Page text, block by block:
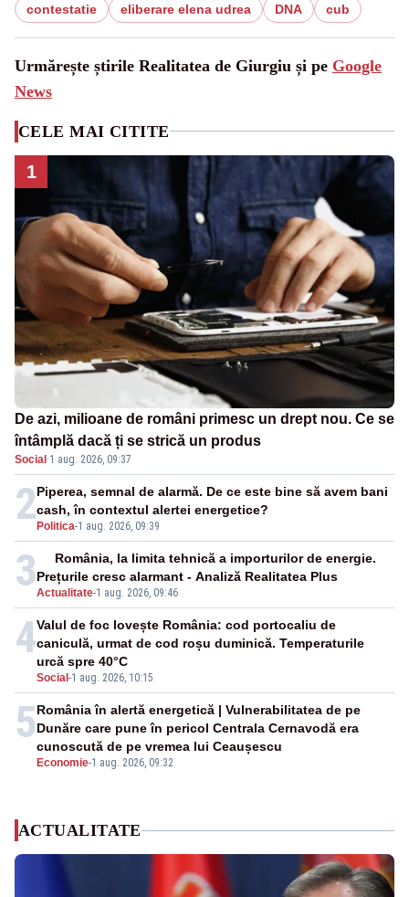
contestatie eliberare elena udrea DNA cub
Urmărește știrile Realitatea de Giurgiu și pe Google
News
CELE MAI CITITE
1
De azi, milioane de români primesc un drept nou. Ce se
întâmplă dacă ți se strică un produs
Social ·1 aug. 2026, 09:37
2 Politica-1 aug. 2026, 09:39
Piperea, semnal de alarmă. De ce este bine să avem bani
cash, în contextul alertei energetice?
3Actualitate-1 aug. 2026, 09:46
România, la limita tehnică a importurilor de energie.
Prețurile cresc alarmant - Analiză Realitatea Plus
4
Social -1 aug. 2026, 10:15
Valul de foc lovește România: cod portocaliu de
caniculă, urmat de cod roșu duminică. Temperaturile
urcă spre 40°C
5
Economie-1 aug. 2026, 09:32
România în alertă energetică | Vulnerabilitatea de pe
Dunăre care pune în pericol Centrala Cernavodă era
cunoscută de pe vremea lui Ceaușescu
ACTUALITATE